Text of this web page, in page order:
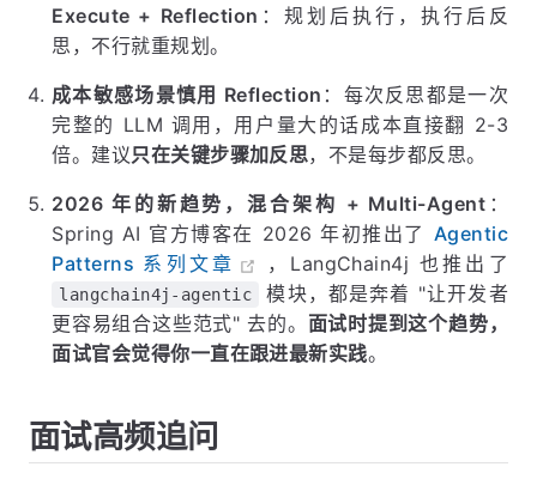
Execute + Reflection ：规划后执行，执行后反
思，不行就重规划。
成本敏感场景慎用 Reflection ：每次反思都是一次
完整的 LLM 调用，用户量大的话成本直接翻 2-3
倍。建议只在关键步骤加反思，不是每步都反思。
2026 年的新趋势，混合架构 + Multi-Agent ：
Spring AI 官方博客在 2026 年初推出了 Agentic
Patterns 系列文章
，LangChain4j 也推出了
langchain4j-agentic
模块，都是奔着 "让开发者
更容易组合这些范式" 去的。 面试时提到这个趋势，
面试官会觉得你一直在跟进最新实践。
面试高频追问